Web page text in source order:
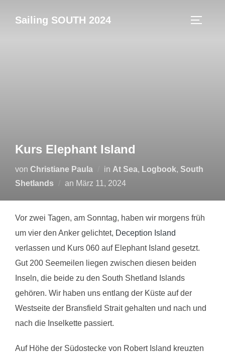
InhaltSailing SOUTH 2024
Kurs Elephant Island
von Christiane Paula in At Sea, Logbook, South
Shetlands
an Veröffentlicht
März 11, 2024
Vor zwei Tagen, am Sonntag, haben wir morgens früh
um vier den Anker gelichtet, Deception Island
verlassen und Kurs 060 auf Elephant Island gesetzt.
Gut 200 Seemeilen liegen zwischen diesen beiden
Inseln, die beide zu den South Shetland Islands
gehören. Wir haben uns entlang der Küste auf der
Westseite der Bransfield Strait gehalten und nach und
nach die Inselkette passiert.
Auf Höhe der Südostecke von Robert Island kreuzten